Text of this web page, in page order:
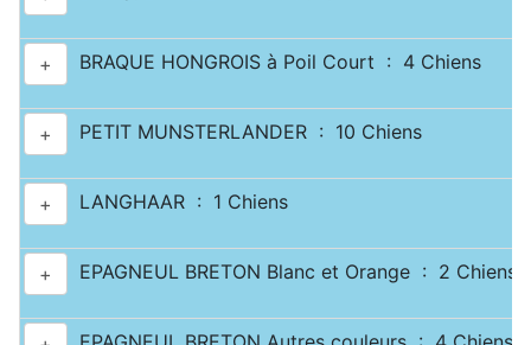
+ BRAQUE HONGROIS à Poil Court : 4 Chiens
+ PETIT MUNSTERLANDER : 10 Chiens
+ LANGHAAR : 1 Chiens
+ EPAGNEUL BRETON Blanc et Orange : 2 Chiens